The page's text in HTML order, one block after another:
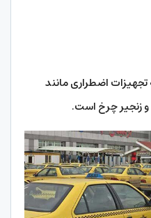
اضطراری مانند
زنجیر چرخ است.